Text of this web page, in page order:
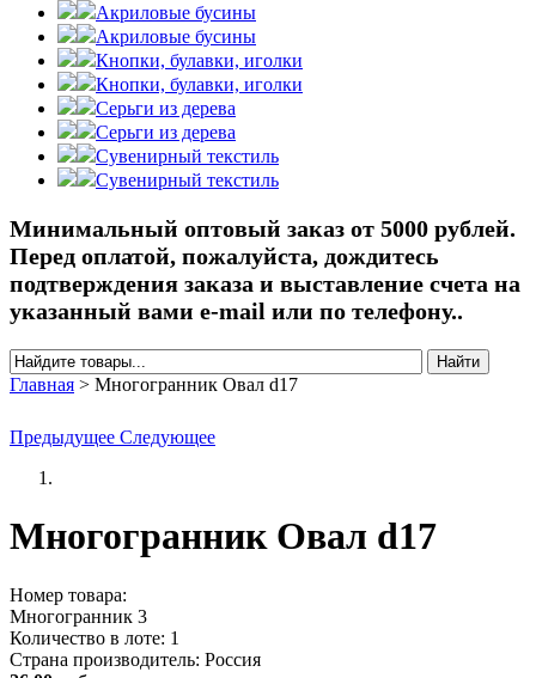
Акриловые бусины
Акриловые бусины
Кнопки, булавки, иголки
Кнопки, булавки, иголки
Серьги из дерева
Серьги из дерева
Сувенирный текстиль
Сувенирный текстиль
Минимальный оптовый заказ от 5000 рублей.
Перед оплатой, пожалуйста, дождитесь
подтверждения заказа и выставление счета на
указанный вами e-mail или по телефону..
Форма поиска
Найти
Главная > Многогранник Овал d17
Предыдущее Следующее
Многогранник Овал d17
Номер товара:
Многогранник 3
Количество в лоте: 1
Страна производитель: Россия